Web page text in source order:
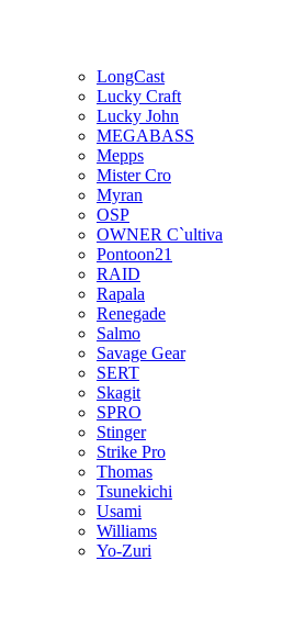
LongCast
Lucky Craft
Lucky John
MEGABASS
Mepps
Mister Cro
Myran
OSP
OWNER C`ultiva
Pontoon21
RAID
Rapala
Renegade
Salmo
Savage Gear
SERT
Skagit
SPRO
Stinger
Strike Pro
Thomas
Tsunekichi
Usami
Williams
Yo-Zuri